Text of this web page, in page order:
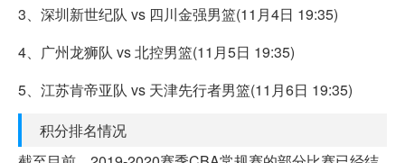
3、深圳新世纪队 vs 四川金强男篮(11月4日 19:35)
4、广州龙狮队 vs 北控男篮(11月5日 19:35)
5、江苏肯帝亚队 vs 天津先行者男篮(11月6日 19:35)
积分排名情况